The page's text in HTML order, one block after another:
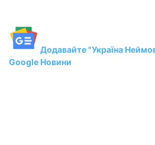
Додавайте "Україна
Google Новини